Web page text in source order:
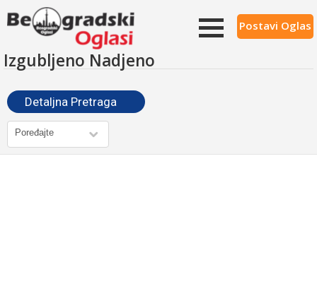
Postavi Oglas
Izgubljeno Nadjeno
Detaljna Pretraga